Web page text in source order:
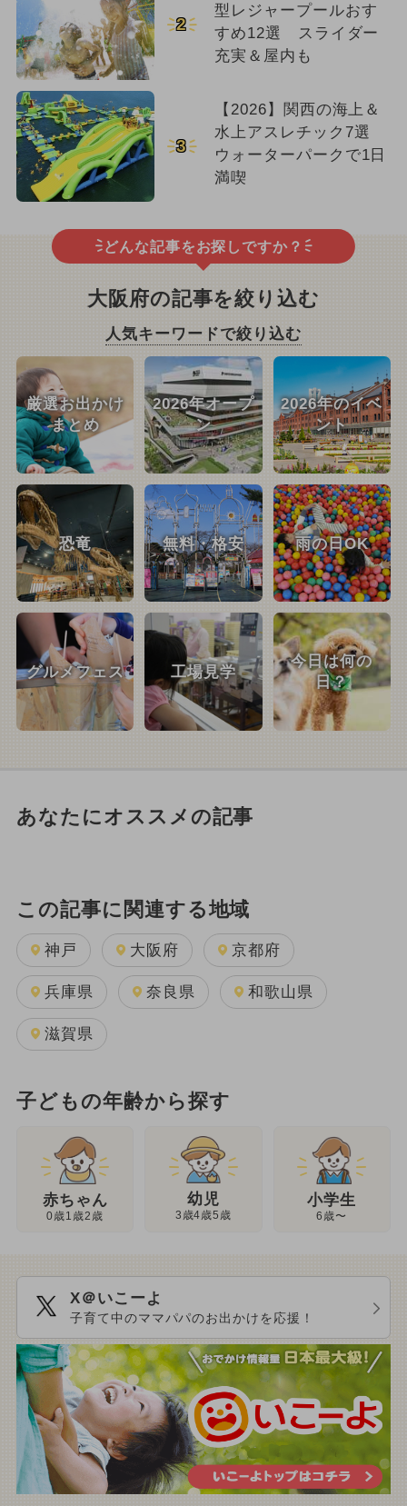
2
型レジャープールおす
すめ12選 スライダー
充実＆屋内も
3
【2026】関西の海上＆
水上アスレチック7選
ウォーターパークで1日
満喫
どんな記事をお探しですか？
大阪府の記事を絞り込む
人気キーワードで絞り込む
厳選お出かけ
まとめ
2026年オープ
ン
2026年のイベ
ント
恐竜 無料・格安 雨の日OK
グルメフェス 工場見学
今日は何の
日？
あなたにオススメの記事
この記事に関連する地域
神戸 大阪府 京都府
兵庫県 奈良県 和歌山県
滋賀県
子どもの年齢から探す
赤ちゃん
0歳1歳2歳
幼児
3歳4歳5歳
小学生
6歳〜
X＠いこーよ
子育て中のママパパのお出かけを応援！